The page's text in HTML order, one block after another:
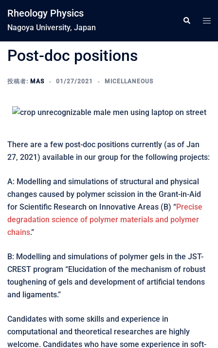
ン
Rheology Physics
Nagoya University, Japan
検
索
ト
Post-doc positions
投稿者: MAS 01/27/2021 MICELLANEOUS
There are a few post-doc positions currently (as of Jan
27, 2021) available in our group for the following projects:
A: Modelling and simulations of structural and physical
changes caused by polymer scission in the Grant-in-Aid
for Scientific Research on Innovative Areas (B) “Precise
degradation science of polymer materials and polymer
chains.”
B: Modelling and simulations of polymer gels in the JST-
CREST program “Elucidation of the mechanism of robust
toughening of gels and development of artificial tendons
and ligaments.”
Candidates with some skills and experience in
computational and theoretical researches are highly
welcome. Candidates who have some experience in soft-